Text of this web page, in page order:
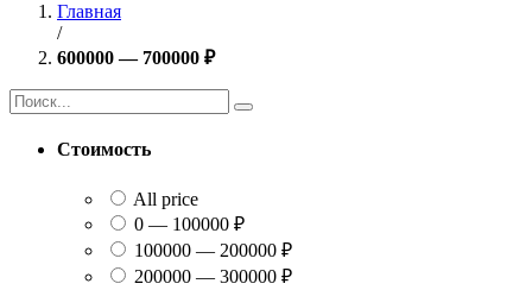
Главная
/
600000 — 700000 ₽
Найти:
Стоимость
All price
0 — 100000 ₽
100000 — 200000 ₽
200000 — 300000 ₽